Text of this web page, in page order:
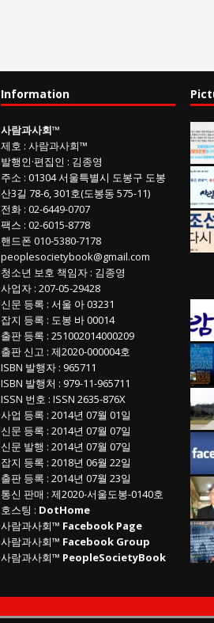
Information
사람과사회™
제호 : 사람과사회™
발행인·편집인 : 김종영
주소 : 01304서울특별시 도봉구 도봉
산3길 78-6, 301호(도봉동 575-11)
전화 : 02-6449-0707
팩스 : 02-6015-8778
핸드폰 010-5380-7178
peoplesocietybook@gmail.com
청소년 보호 책임자 : 김종영
사업자 : 207-05-29428
신문 등록 : 서울 아 03231
잡지 등록 : 도봉 바 00014
출판 등록 : 251002014000209
출판 신고 : 제2020-000004호
ISBN 발행자 : 965711
ISBN 발행처 : 979-11-965711
ISSN 번호 : ISSN 2635-876X
사업 등록 : 2014년 07월 01일
신문 등록 : 2014년 07월 07일
신문 발행 : 2014년 07월 07일
잡지 등록 : 2018년 06월 22일
출판 등록 : 2014년 07월 23일
통신 판매 : 제2020-서울도봉-0140호
호스팅 : DotHome
사람과사회™ Facebook Page
사람과사회™ Facebook Group
사람과사회™ PeopleSocietyBook